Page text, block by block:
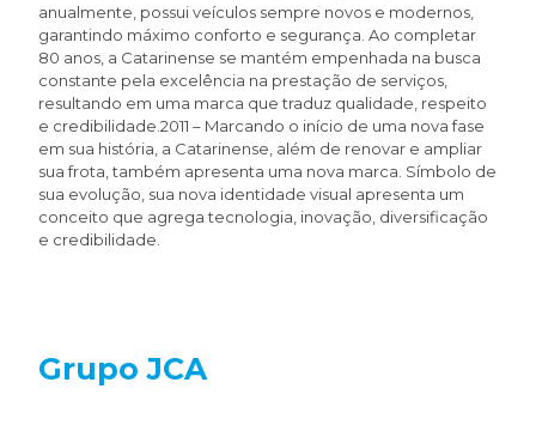
anualmente, possui veículos sempre novos e modernos,
garantindo máximo conforto e segurança. Ao completar
80 anos, a Catarinense se mantém empenhada na busca
constante pela excelência na prestação de serviços,
resultando em uma marca que traduz qualidade, respeito
e credibilidade.2011 – Marcando o início de uma nova fase
em sua história, a Catarinense, além de renovar e ampliar
sua frota, também apresenta uma nova marca. Símbolo de
sua evolução, sua nova identidade visual apresenta um
conceito que agrega tecnologia, inovação, diversificação
e credibilidade.
Grupo JCA